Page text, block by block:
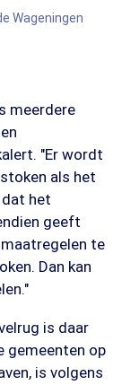
Wageningen
meerdere
"Er wordt
als het
het
geeft
te
Dan kan
is daar
gemeenten op
is volgens